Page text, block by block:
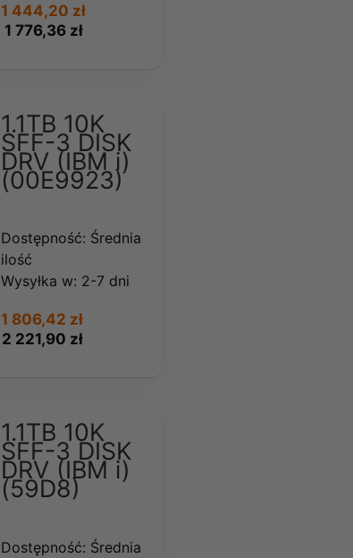
1 776,36 zł
1 444,20 zł
1.1TB 10K
SFF-3 DISK
DRV (IBM i)
(00E9923)
Dostępność: Średnia
ilość
Wysyłka w: 2-7 dni
2 221,90 zł
1 806,42 zł
1.1TB 10K
SFF-3 DISK
DRV (IBM i)
(59D8)
Dostępność: Średnia